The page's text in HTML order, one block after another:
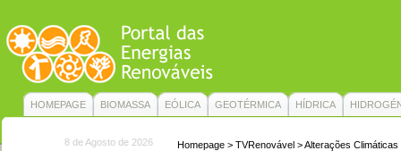
HOMEPAGE BIOMASSA EÓLICA GEOTÉRMICA HÍDRICA
8 de Agosto de 2026 Homepage > TVRenovável >Alterações Climáticas